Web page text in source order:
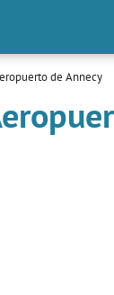
de Annecy